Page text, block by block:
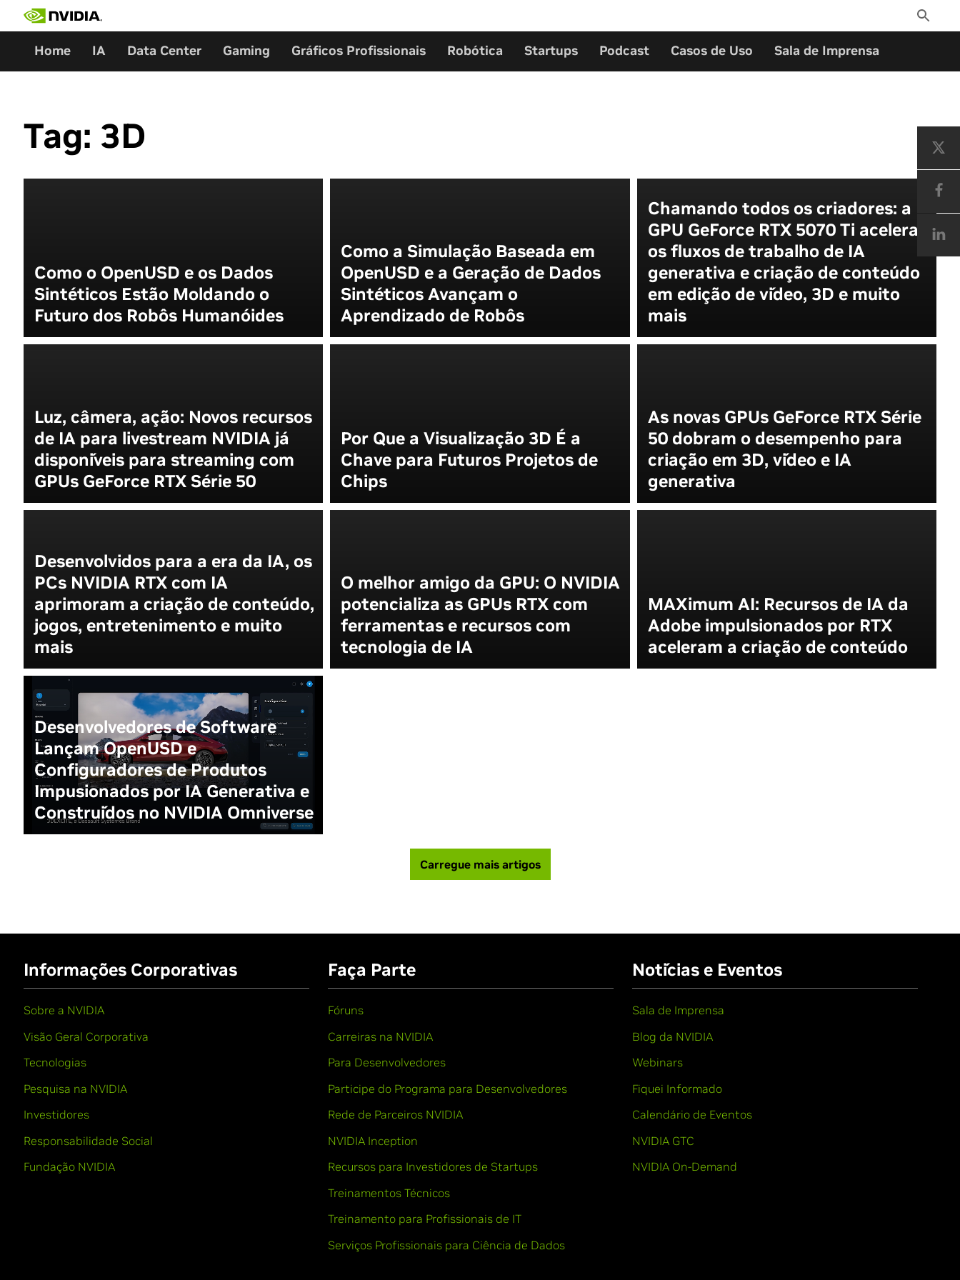
Toggle
Search
Home IA Data Center Gaming Gráficos Profissionais Robótica Startups Podcast Casos de Uso Sala de Imprensa
Tag: 3D
Como o OpenUSD e os Dados
Sintéticos Estão Moldando o
Futuro dos Robôs Humanóides
Como a Simulação Baseada em
OpenUSD e a Geração de Dados
Sintéticos Avançam o
Aprendizado de Robôs
Chamando todos os criadores: a
GPU GeForce RTX 5070 Ti acelera
os fluxos de trabalho de IA
generativa e criação de conteúdo
em edição de vídeo, 3D e muito
mais
Luz, câmera, ação: Novos recursos
de IA para livestream NVIDIA já
disponíveis para streaming com
GPUs GeForce RTX Série 50
Por Que a Visualização 3D É a
Chave para Futuros Projetos de
Chips
As novas GPUs GeForce RTX Série
50 dobram o desempenho para
criação em 3D, vídeo e IA
generativa
Desenvolvidos para a era da IA, os
PCs NVIDIA RTX com IA
aprimoram a criação de conteúdo,
jogos, entretenimento e muito
mais
O melhor amigo da GPU: O NVIDIA
potencializa as GPUs RTX com
ferramentas e recursos com
tecnologia de IA
MAXimum AI: Recursos de IA da
Adobe impulsionados por RTX
aceleram a criação de conteúdo
Desenvolvedores de Software
Lançam OpenUSD e
Configuradores de Produtos
Impusionados por IA Generativa e
Construídos no NVIDIA Omniverse
Carregue mais artigos
Informações Corporativas
Sobre a NVIDIA
Visão Geral Corporativa
Tecnologias
Pesquisa na NVIDIA
Investidores
Responsabilidade Social
Fundação NVIDIA
Faça Parte
Fóruns
Carreiras na NVIDIA
Para Desenvolvedores
Participe do Programa para Desenvolvedores
Rede de Parceiros NVIDIA
NVIDIA Inception
Recursos para Investidores de Startups
Treinamentos Técnicos
Treinamento para Profissionais de IT
Serviços Profissionais para Ciência de Dados
Notícias e Eventos
Sala de Imprensa
Blog da NVIDIA
Webinars
Fiquei Informado
Calendário de Eventos
NVIDIA GTC
NVIDIA On-Demand